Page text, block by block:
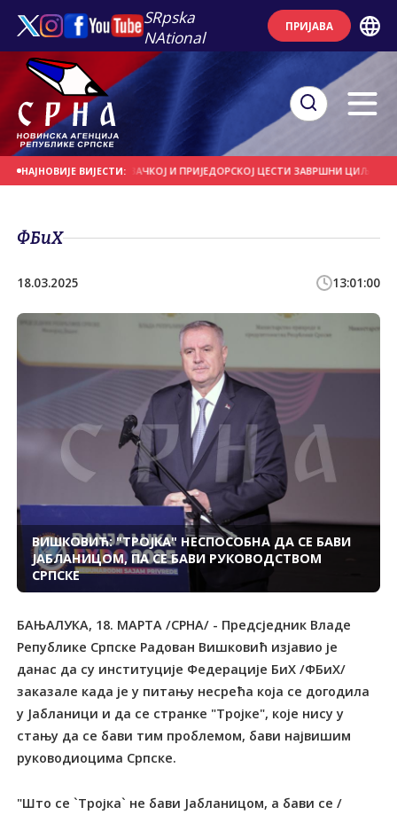
SRpska
NAtional
ПРИЈАВА
НАЈНОВИЈЕ ВИЈЕСТИ:
ЗЛОЧИН НА ПЕТРОВАЧКОЈ И ПРИЈЕДОРСКОЈ ЦЕСТИ ЗАВРШНИ ЦИЉ
ФБиХ
18.03.2025 13:01:00
ВИШКОВИЋ: "ТРОЈКА" НЕСПОСОБНА ДА СЕ БАВИ
ЈАБЛАНИЦОМ, ПА СЕ БАВИ РУКОВОДСТВОМ
СРПСКЕ
БАЊАЛУКА, 18. МАРТА /СРНА/ - Предсједник Владе
Републике Српске Радован Вишковић изјавио је
данас да су институције Федерације БиХ /ФБиХ/
заказале када је у питању несрећа која се догодила
у Јабланици и да се странке "Тројке", које нису у
стању да се бави тим проблемом, бави највишим
руководиоцима Српске.
"Што се `Тројка` не бави Јабланицом, а бави се /